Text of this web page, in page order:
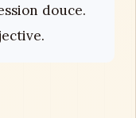
douce.